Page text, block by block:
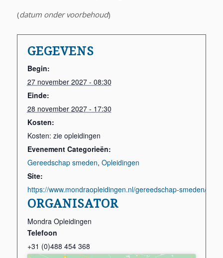
(datum onder voorbehoud)
GEGEVENS
Begin:
27 november 2027 - 08:30
Einde:
28 november 2027 - 17:30
Kosten:
Kosten: zie opleidingen
Evenement Categorieën:
Gereedschap smeden, Opleidingen
Site:
https://www.mondraopleidingen.nl/gereedschap-smeden/
ORGANISATOR
Mondra Opleidingen
Telefoon
+31 (0)488 454 368